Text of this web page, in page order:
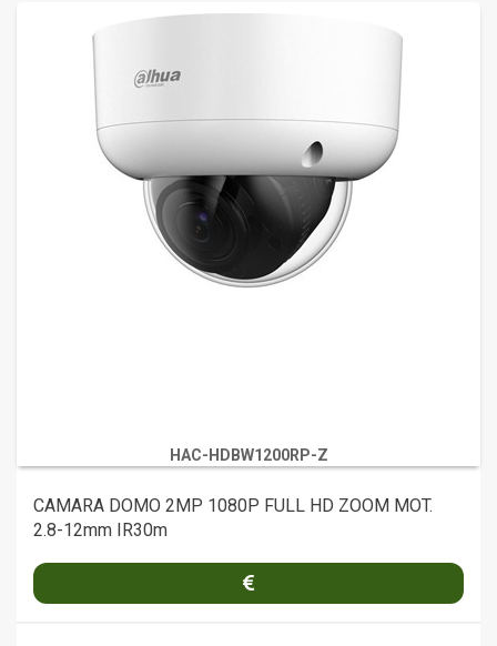
HAC-HDBW1200RP-Z
CAMARA DOMO 2MP 1080P FULL HD ZOOM MOT.
2.8-12mm IR30m